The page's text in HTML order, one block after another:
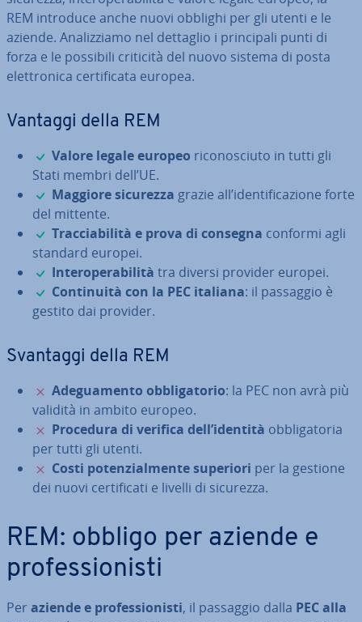
REM introduce anche nuovi obblighi per gli utenti e le
aziende. Ana­liz­zia­mo nel dettaglio i prin­ci­pa­li punti di
forza e le possibili criticità del nuovo sistema di posta
elet­tro­ni­ca cer­ti­fi­ca­ta europea.
Vantaggi della REM
✓
Valore legale europeo ri­co­no­sciu­to in tutti gli
Stati membri dell’UE.
✓
Maggiore sicurezza grazie all’iden­ti­fi­ca­zio­ne forte
del mittente.
✓
Trac­cia­bi­li­tà e prova di consegna conformi agli
standard europei.
✓
In­te­ro­pe­ra­bi­li­tà tra diversi provider europei.
✓
Con­ti­nui­tà con la PEC italiana: il passaggio è
gestito dai provider.
Svantaggi della REM
✗
Ade­gua­men­to ob­bli­ga­to­rio: la PEC non avrà più
validità in ambito europeo.
✗
Procedura di verifica dell’identità ob­bli­ga­to­ria
per tutti gli utenti.
✗
Costi po­ten­zial­men­te superiori per la gestione
dei nuovi cer­ti­fi­ca­ti e livelli di sicurezza.
REM: obbligo per aziende e
pro­fes­sio­ni­sti
Per aziende e pro­fes­sio­ni­sti, il passaggio dalla PEC alla